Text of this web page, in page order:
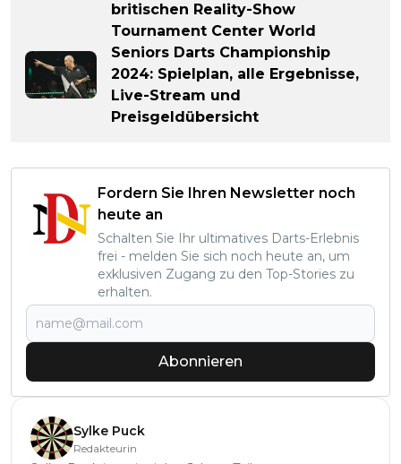
britischen Reality-Show
Tournament Center World
Seniors Darts Championship
2024: Spielplan, alle Ergebnisse,
Live-Stream und
Preisgeldübersicht
Fordern Sie Ihren Newsletter noch
heute an
Schalten Sie Ihr ultimatives Darts-Erlebnis
frei - melden Sie sich noch heute an, um
exklusiven Zugang zu den Top-Stories zu
erhalten.
Abonnieren
Sylke Puck
Redakteurin